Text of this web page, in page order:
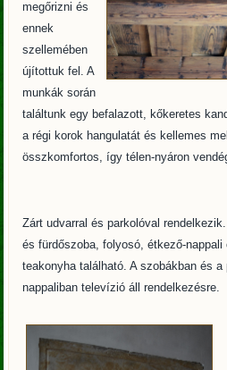
megőrizni és
ennek
szellemében
újítottuk fel. A
munkák során
találtunk egy befalazott, kőkeretes
a régi korok hangulatát és kellemes
összkomfortos, így télen-nyáron
Zárt udvarral és parkolóval
és fürdőszoba, folyosó, étkező-
teakonyha található. A szobákban és
nappaliban televízió áll rendelkezésre.